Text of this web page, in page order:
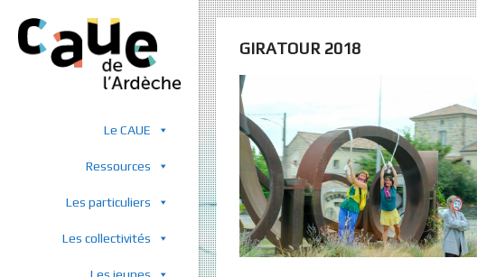
Le CAUE
Ressources
Les particuliers
Les collectivités
GIRATOUR 2018